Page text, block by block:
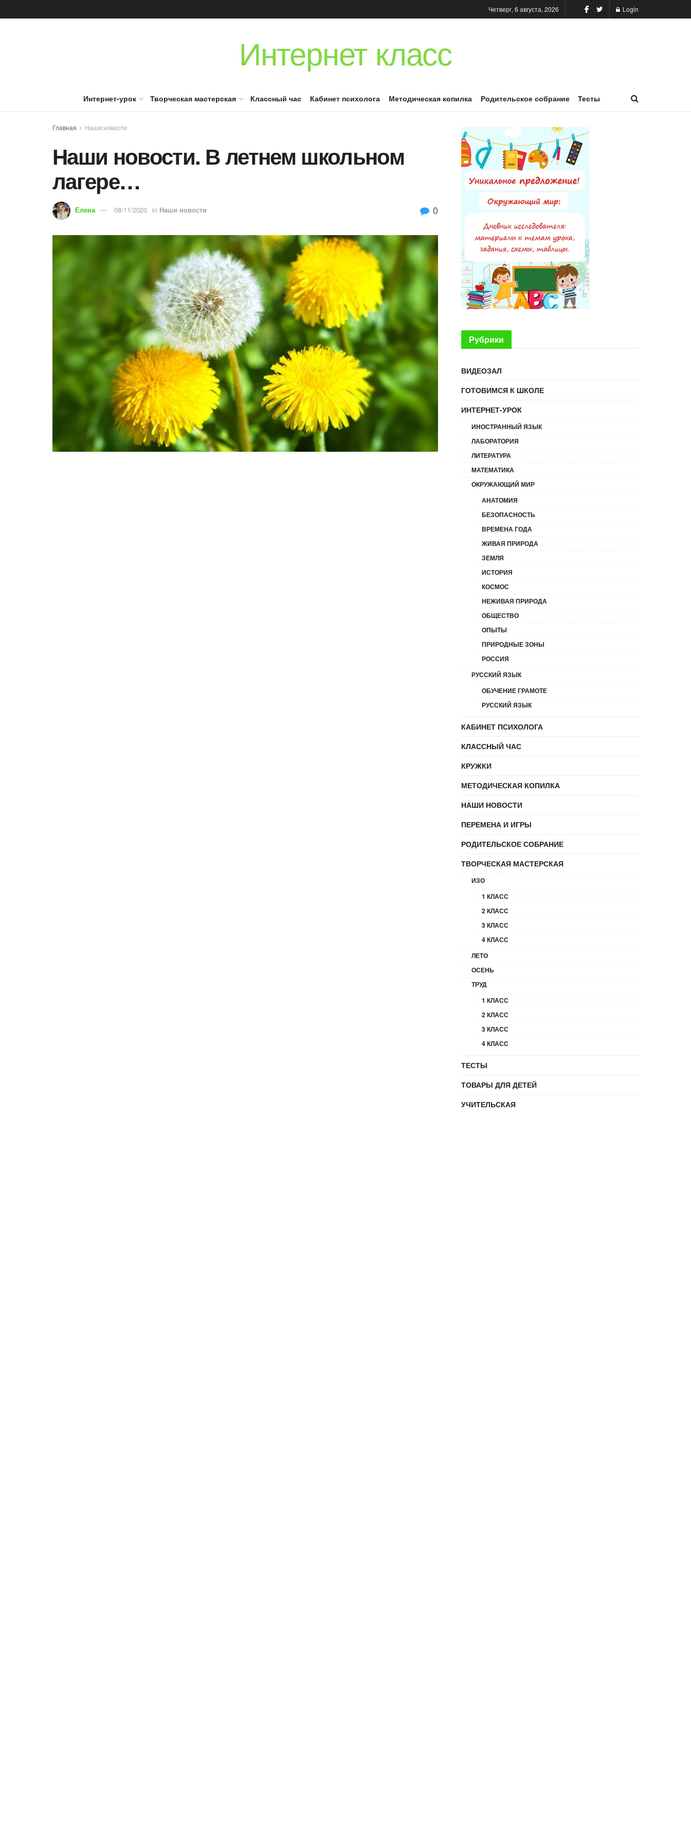
Четверг, 6 августа, 2026 Login
Интернет класс
Интернет-урок Творческая мастерская Классный час Кабинет психолога Методическая копилка Родительское собрание Тесты
Главная Наши новости
Наши новости. В летнем школьном
лагере…
Елена 08/11/2020 in Наши новости 0
Рубрики
ВИДЕОЗАЛ
ГОТОВИМСЯ К ШКОЛЕ
ИНТЕРНЕТ-УРОК
ИНОСТРАННЫЙ ЯЗЫК
ЛАБОРАТОРИЯ
ЛИТЕРАТУРА
МАТЕМАТИКА
ОКРУЖАЮЩИЙ МИР
АНАТОМИЯ
БЕЗОПАСНОСТЬ
ВРЕМЕНА ГОДА
ЖИВАЯ ПРИРОДА
ЗЕМЛЯ
ИСТОРИЯ
КОСМОС
НЕЖИВАЯ ПРИРОДА
ОБЩЕСТВО
ОПЫТЫ
ПРИРОДНЫЕ ЗОНЫ
РОССИЯ
РУССКИЙ ЯЗЫК
ОБУЧЕНИЕ ГРАМОТЕ
РУССКИЙ ЯЗЫК
КАБИНЕТ ПСИХОЛОГА
КЛАССНЫЙ ЧАС
КРУЖКИ
МЕТОДИЧЕСКАЯ КОПИЛКА
НАШИ НОВОСТИ
ПЕРЕМЕНА И ИГРЫ
РОДИТЕЛЬСКОЕ СОБРАНИЕ
ТВОРЧЕСКАЯ МАСТЕРСКАЯ
ИЗО
1 КЛАСС
2 КЛАСС
3 КЛАСС
4 КЛАСС
ЛЕТО
ОСЕНЬ
ТРУД
1 КЛАСС
2 КЛАСС
3 КЛАСС
4 КЛАСС
ТЕСТЫ
ТОВАРЫ ДЛЯ ДЕТЕЙ
УЧИТЕЛЬСКАЯ